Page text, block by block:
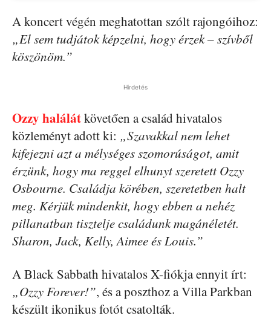
A koncert végén meghatottan szólt rajongóihoz:
„El sem tudjátok képzelni, hogy érzek – szívből
köszönöm.”
Hirdetés
Ozzy halálátkövetően a család hivatalos
közleményt adott ki: „Szavakkal nem lehet
kifejezni azt a mélységes szomorúságot, amit
érzünk, hogy ma reggel elhunyt szeretett Ozzy
Osbourne. Családja körében, szeretetben halt
meg. Kérjük mindenkit, hogy ebben a nehéz
pillanatban tisztelje családunk magánéletét.
Sharon, Jack, Kelly, Aimee és Louis.”
A Black Sabbath hivatalos X-fiókja ennyit írt:
„Ozzy Forever!”, és a poszthoz a Villa Parkban
készült ikonikus fotót csatolták.